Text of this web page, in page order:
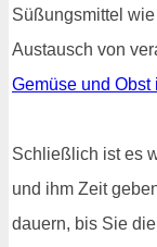
Süßungsmittel
Austausch von
Gemüse und Obst
Schließlich ist es
und ihm Zeit
dauern, bis Sie